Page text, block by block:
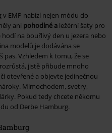
EMP nabízí nejen módu do
ani pohodlné a ležérní šaty pro
na bouřlivý den u jezera nebo
modelů je dodávána se
pas. Vzhledem k tomu, že se
jistě přibude mnoho
otevřené a objevte jedinečnou
Mimochodem, svetry,
Pokud tedy chcete někomu
od Derbe Hamburg.